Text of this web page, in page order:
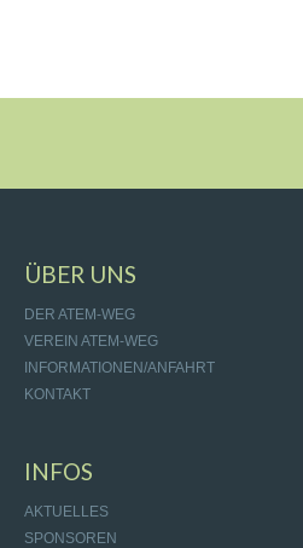
ÜBER UNS
DER ATEM-WEG
VEREIN ATEM-WEG
INFORMATIONEN/ANFAHRT
KONTAKT
INFOS
AKTUELLES
SPONSOREN